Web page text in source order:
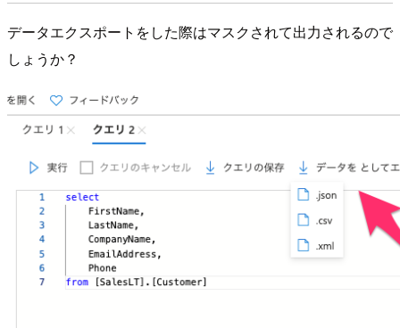
データエクスポートをした際はマスクされて出力されるので
しょうか？